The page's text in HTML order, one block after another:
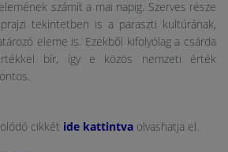
számít a mai napig. Szerves része
tekintetben is a paraszti kultúrának,
eleme is. Ezekből kifolyólag a csárda
bír, így e közös nemzeti érték
cikkét ide kattintva olvashatja el.